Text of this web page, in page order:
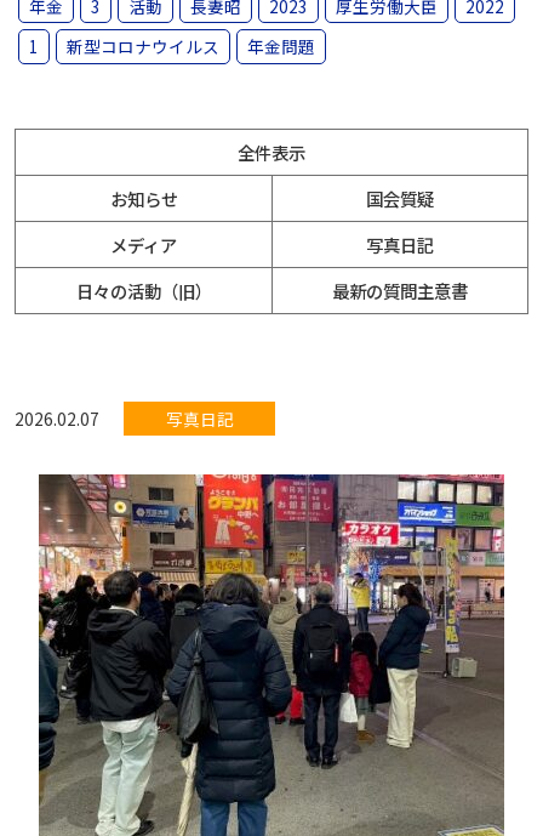
年金 3 活動 長妻昭 2023 厚生労働大臣
2022
1
新型コロナウイルス 年金問題
全件表示
お知らせ
国会質疑
メディア
写真日記
日々の活動（旧）
最新の質問主意書
2026.02.07 写真日記